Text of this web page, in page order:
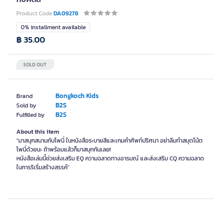
Product CodeDA09278
Brand Bongkoch Kids
Sold by B2S
Fulfilled by B2S
0% installment available
SOLD OUT
฿ 35.00
About this item
"มาสนุกสนานกับโพนี่ ในหนังสือระบายสีและเกมคำศัพท์ปริศนา อย่าลืมทำสมุดโน้ต
โพนี่ด้วยนะ ถ้าพร้อมแล้วก็มาสนุกกันเลย!
หนังสือเล่มนี้ช่วยส่งเสริม EQ ความฉลาดทางอารมณ์ และส่งเสริม CQ ความฉลาด